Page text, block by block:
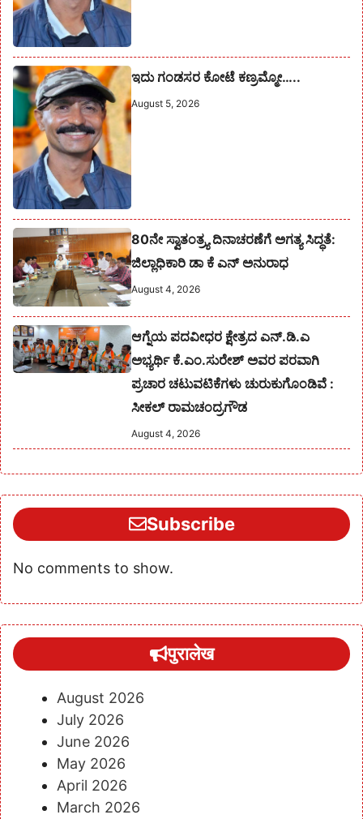
ಇದು ಗಂಡಸರ ಕೋಟೆ ಕಣ್ರಮ್ಮೋ…..
August 5, 2026
80ನೇ ಸ್ವಾತಂತ್ರ್ಯ ದಿನಾಚರಣೆಗೆ ಅಗತ್ಯ ಸಿದ್ಧತೆ:
ಜಿಲ್ಲಾಧಿಕಾರಿ ಡಾ ಕೆ ಎನ್ ಅನುರಾಧ
August 4, 2026
ಆಗ್ನೆಯ ಪದವೀಧರ ಕ್ಷೇತ್ರದ ಎನ್.ಡಿ.ಎ
ಅಭ್ಯರ್ಥಿ ಕೆ.ಎಂ.ಸುರೇಶ್‌ ಅವರ ಪರವಾಗಿ
ಪ್ರಚಾರ ಚಟುವಟಿಕೆಗಳು ಚುರುಕುಗೊಂಡಿವೆ :
ಸೀಕಲ್ ರಾಮಚಂದ್ರಗೌಡ
August 4, 2026
Subscribe
No comments to show.
पुरालेख
August 2026
July 2026
June 2026
May 2026
April 2026
March 2026